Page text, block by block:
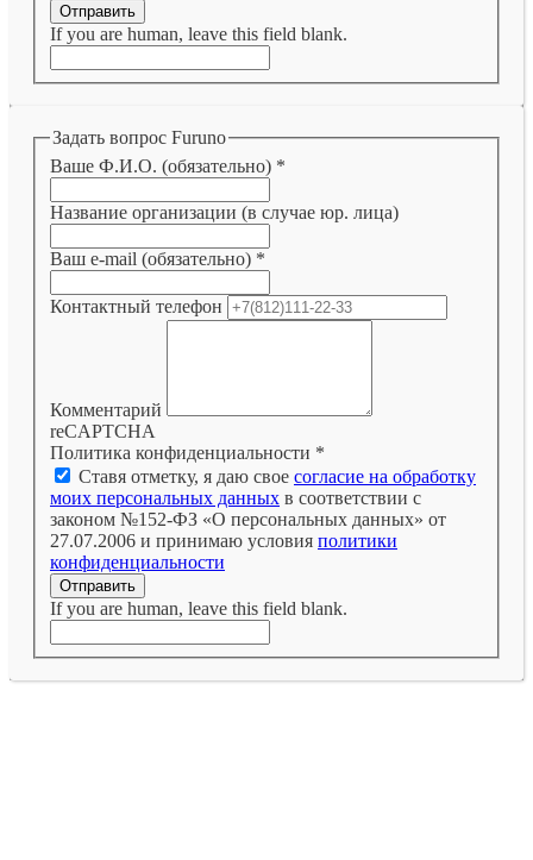
Отправить
If you are human, leave this field blank.
Задать вопрос Furuno
Ваше Ф.И.О. (обязательно) *
Название организации (в случае юр. лица)
Ваш e-mail (обязательно) *
Контактный телефон
Комментарий
reCAPTCHA
Политика конфиденциальности *
Ставя отметку, я даю свое согласие на обработку
моих персональных данных в соответствии с
законом №152-ФЗ «О персональных данных» от
27.07.2006 и принимаю условия политики
конфиденциальности
Отправить
If you are human, leave this field blank.